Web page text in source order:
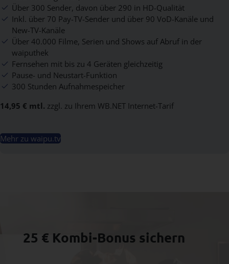
Über 300 Sender, davon über 290 in HD-Qualität
Inkl. über 70 Pay-TV-Sender und über 90 VoD-Kanäle und
New-TV-Kanäle
Über 40.000 Filme, Serien und Shows auf Abruf in der
waiputhek
Fernsehen mit bis zu 4 Geräten gleichzeitig
Pause- und Neustart-Funktion
300 Stunden Aufnahmespeicher
14,95 € mtl. zzgl. zu Ihrem WB.NET Internet-Tarif
Mehr zu waipu.tv
25 € Kombi-Bonus sichern